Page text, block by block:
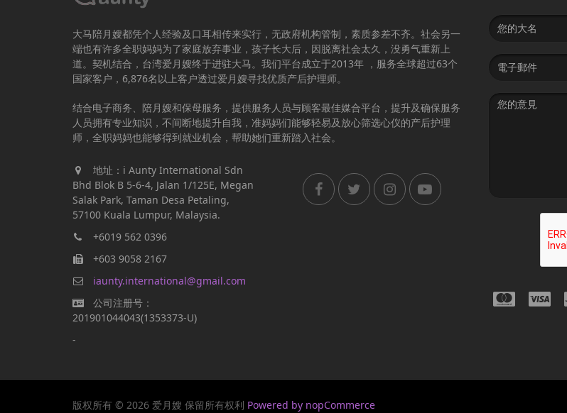
大马陪月嫂都凭个人经验及口耳相传来实行，无政府机构管制，素质参差不齐。社会另一
端也有许多全职妈妈为了家庭放弃事业，孩子长大后，因脱离社会太久，没勇气重新上
道。契机结合，台湾爱月嫂终于进驻大马。我们平台成立于2013年 ，服务全球超过63个
国家客户，6,876名以上客户透过爱月嫂寻找优质产后护理师。
结合电子商务、陪月嫂和保母服务，提供服务人员与顾客最佳媒合平台，提升及确保服务
人员拥有专业知识，不间断地提升自我，准妈妈们能够轻易及放心筛选心仪的产后护理
师，全职妈妈也能够得到就业机会，帮助她们重新踏入社会。
地址：i Aunty International Sdn
Bhd Blok B 5-6-4, Jalan 1/125E, Megan
Salak Park, Taman Desa Petaling,
57100 Kuala Lumpur, Malaysia.
+6019 562 0396
+603 9058 2167
iaunty.international@gmail.com
公司注册号：
201901044043(1353373-U)
-
Name
Email
address
Message
版权所有 © 2026 爱月嫂 保留所有权利 Powered by nopCommerce